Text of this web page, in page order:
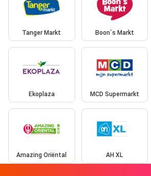
Tanger Markt Boon`s Markt
Ekoplaza MCD Supermarkt
Amazing Oriëntal AH XL